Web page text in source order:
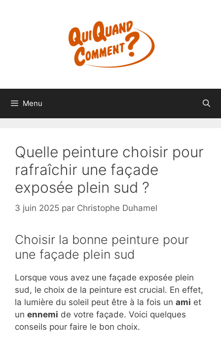
Menu
Quelle peinture choisir pour
rafraîchir une façade
exposée plein sud ?
3 juin 2025 par Christophe Duhamel
Choisir la bonne peinture pour
une façade plein sud
Lorsque vous avez une façade exposée plein
sud, le choix de la peinture est crucial. En effet,
la lumière du soleil peut être à la fois un ami et
un ennemi de votre façade. Voici quelques
conseils pour faire le bon choix.